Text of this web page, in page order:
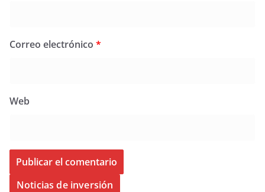
Correo electrónico *
Web
Noticias de inversión